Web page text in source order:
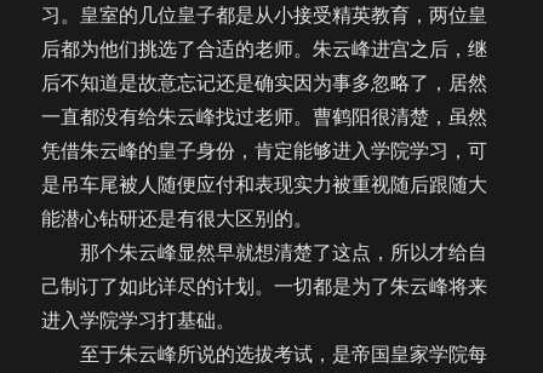
习。皇室的几位皇子都是从小接受精英教育，两位皇
后都为他们挑选了合适的老师。朱云峰进宫之后，继
后不知道是故意忘记还是确实因为事多忽略了，居然
一直都没有给朱云峰找过老师。曹鹤阳很清楚，虽然
凭借朱云峰的皇子身份，肯定能够进入学院学习，可
是吊车尾被人随便应付和表现实力被重视随后跟随大
能潜心钻研还是有很大区别的。
那个朱云峰显然早就想清楚了这点，所以才给自
己制订了如此详尽的计划。一切都是为了朱云峰将来
进入学院学习打基础。
至于朱云峰所说的选拔考试，是帝国皇家学院每